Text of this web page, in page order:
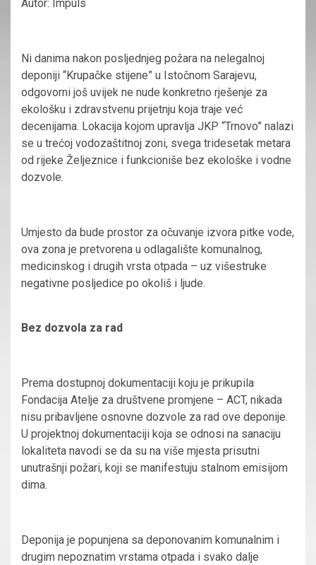
Autor: Impuls
Ni danima nakon posljednjeg požara na nelegalnoj
deponiji “Krupačke stijene” u Istočnom Sarajevu,
odgovorni još uvijek ne nude konkretno rješenje za
ekološku i zdravstvenu prijetnju koja traje već
decenijama. Lokacija kojom upravlja JKP “Trnovo” nalazi
se u trećoj vodozaštitnoj zoni, svega tridesetak metara
od rijeke Željeznice i funkcioniše bez ekološke i vodne
dozvole.
Umjesto da bude prostor za očuvanje izvora pitke vode,
ova zona je pretvorena u odlagalište komunalnog,
medicinskog i drugih vrsta otpada – uz višestruke
negativne posljedice po okoliš i ljude.
Bez dozvola za rad
Prema dostupnoj dokumentaciji koju je prikupila
Fondacija Atelje za društvene promjene – ACT, nikada
nisu pribavljene osnovne dozvole za rad ove deponije.
U projektnoj dokumentaciji koja se odnosi na sanaciju
lokaliteta navodi se da su na više mjesta prisutni
unutrašnji požari, koji se manifestuju stalnom emisijom
dima.
Deponija je popunjena sa deponovanim komunalnim i
drugim nepoznatim vrstama otpada i svako dalje